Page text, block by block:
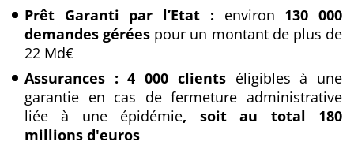
Prêt Garanti par l’Etat : environ 130 000
demandes gérées pour un montant de plus de
22 Md€
Assurances : 4 000 clients éligibles à une
garantie en cas de fermeture administrative
liée à une épidémie, soit au total 180
millions d'euros